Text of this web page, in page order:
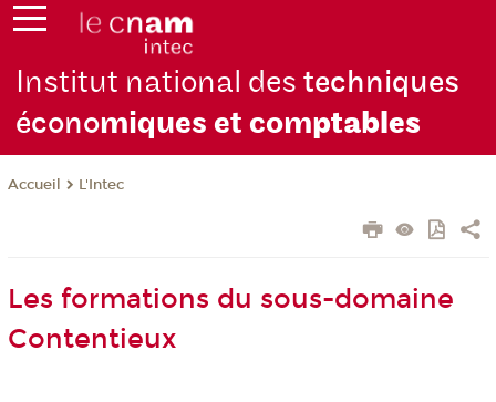
Institut national destechniques
économiques et comptables
Accueil L'Intec
Les formations du sous-domaine
Contentieux